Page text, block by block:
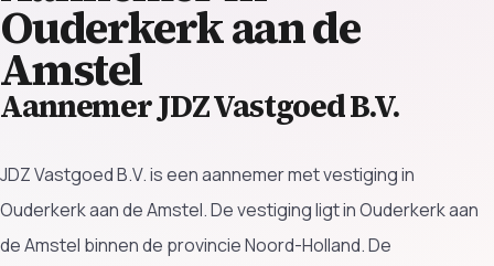
Ouderkerk aan de
Amstel
Aannemer JDZ Vastgoed B.V.
JDZ Vastgoed B.V. is een aannemer met vestiging in
Ouderkerk aan de Amstel. De vestiging ligt in Ouderkerk aan
de Amstel binnen de provincie Noord-Holland. De